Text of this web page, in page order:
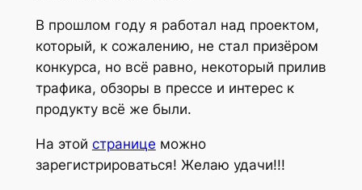
В прошлом году я работал над проектом,
который, к сожалению, не стал призёром
конкурса, но всё равно, некоторый прилив
трафика, обзоры в прессе и интерес к
продукту всё же были.
На этой странице можно
зарегистрироваться! Желаю удачи!!!